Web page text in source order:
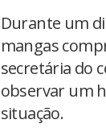
Durante um
mangas
secretária do
observar um
situação.